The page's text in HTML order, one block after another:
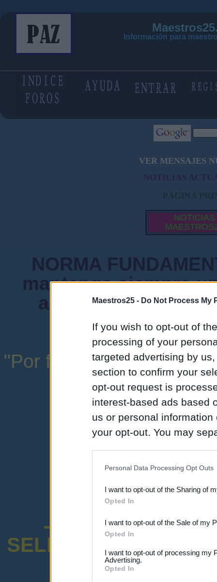
Maestros25 - Do Not Process My
If you wish to opt-out of
processing of your
targeted advertising by
section to confirm your
opt-out request is
interest-based ads based
us or personal
your opt-out. You may
Downstream Participants
third parties.
Personal Data Processing Opt Outs
I want to opt-out of the Sharing of
Opted In
I want to opt-out of the Sale of my
Opted In
I want to opt-out of processing my
Advertising.
Opted In
Información para
VER MENSAJES
NOTICIAS
PÁGINA
NOTICIAS
NORMA
mantenga siempre
admiten mensajes
instituciones
"Por favor, no abuse de
una expresión
-ENCUESTA
SELECTIVO